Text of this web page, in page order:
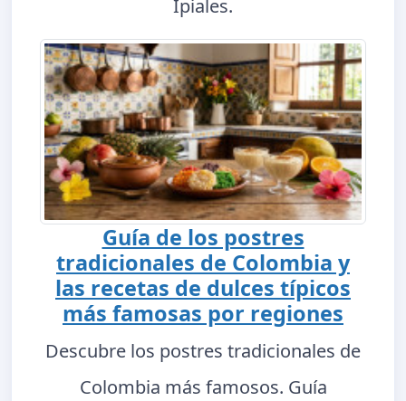
Ipiales.
Guía de los postres
tradicionales de Colombia y
las recetas de dulces típicos
más famosas por regiones
Descubre los postres tradicionales de
Colombia más famosos. Guía